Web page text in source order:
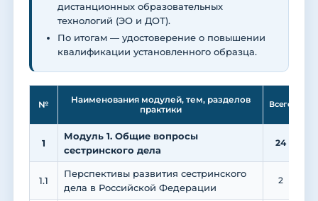
дистанционных образовательных
технологий (ЭО и ДОТ).
По итогам — удостоверение о повышении
квалификации установленного образца.
№
Наименования модулей, тем, разделов
практики
Всего
1
Модуль 1. Общие вопросы
сестринского дела
24
1.1
Перспективы развития сестринского
дела в Российской Федерации
2